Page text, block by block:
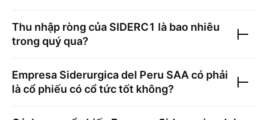
Thu nhập ròng của SIDERC1 là bao nhiêu
trong quý qua?
Empresa Siderurgica del Peru SAA có phải
là cổ phiếu có cổ tức tốt không?